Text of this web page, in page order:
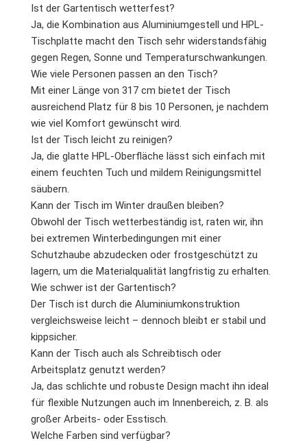
Ist der Gartentisch wetterfest?
Ja, die Kombination aus Aluminiumgestell und HPL-
Tischplatte macht den Tisch sehr widerstandsfähig
gegen Regen, Sonne und Temperaturschwankungen.
Wie viele Personen passen an den Tisch?
Mit einer Länge von 317 cm bietet der Tisch
ausreichend Platz für 8 bis 10 Personen, je nachdem
wie viel Komfort gewünscht wird.
Ist der Tisch leicht zu reinigen?
Ja, die glatte HPL-Oberfläche lässt sich einfach mit
einem feuchten Tuch und mildem Reinigungsmittel
säubern.
Kann der Tisch im Winter draußen bleiben?
Obwohl der Tisch wetterbeständig ist, raten wir, ihn
bei extremen Winterbedingungen mit einer
Schutzhaube abzudecken oder frostgeschützt zu
lagern, um die Materialqualität langfristig zu erhalten.
Wie schwer ist der Gartentisch?
Der Tisch ist durch die Aluminiumkonstruktion
vergleichsweise leicht – dennoch bleibt er stabil und
kippsicher.
Kann der Tisch auch als Schreibtisch oder
Arbeitsplatz genutzt werden?
Ja, das schlichte und robuste Design macht ihn ideal
für flexible Nutzungen auch im Innenbereich, z. B. als
großer Arbeits- oder Esstisch.
Welche Farben sind verfügbar?